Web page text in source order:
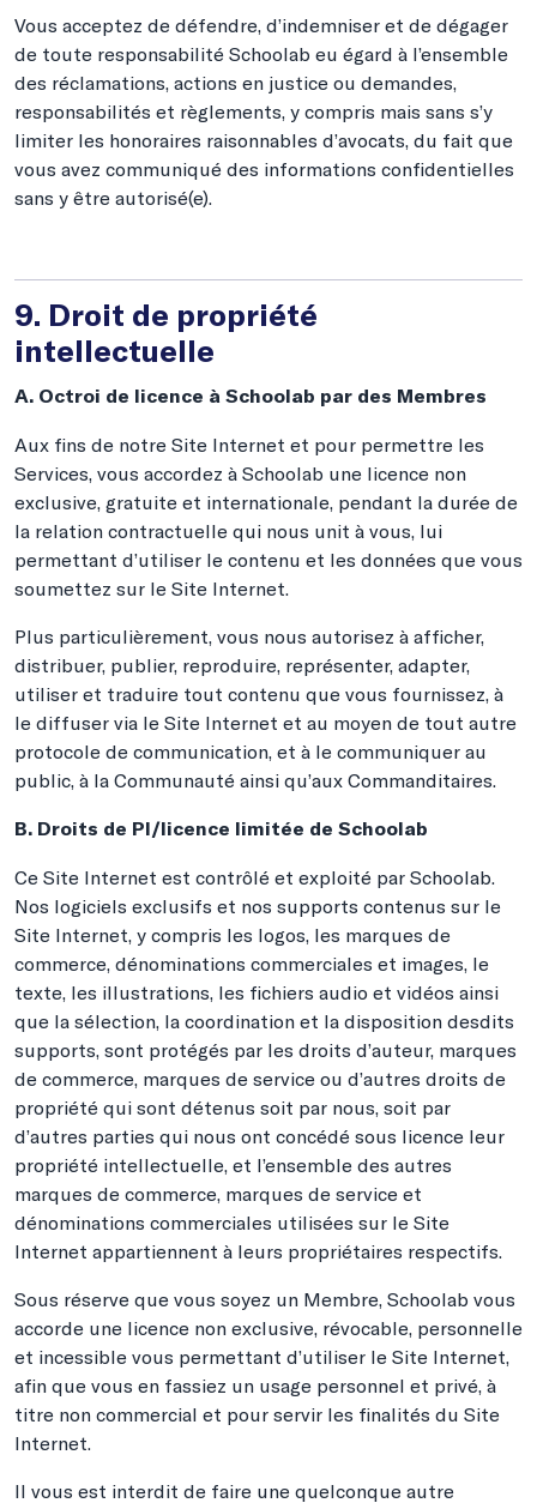
Vous acceptez de défendre, d’indemniser et de dégager
de toute responsabilité Schoolab eu égard à l’ensemble
des réclamations, actions en justice ou demandes,
responsabilités et règlements, y compris mais sans s’y
limiter les honoraires raisonnables d’avocats, du fait que
vous avez communiqué des informations confidentielles
sans y être autorisé(e).
9. Droit de propriété
intellectuelle
A. Octroi de licence à Schoolab par des Membres
Aux fins de notre Site Internet et pour permettre les
Services, vous accordez à Schoolab une licence non
exclusive, gratuite et internationale, pendant la durée de
la relation contractuelle qui nous unit à vous, lui
permettant d’utiliser le contenu et les données que vous
soumettez sur le Site Internet.
Plus particulièrement, vous nous autorisez à afficher,
distribuer, publier, reproduire, représenter, adapter,
utiliser et traduire tout contenu que vous fournissez, à
le diffuser via le Site Internet et au moyen de tout autre
protocole de communication, et à le communiquer au
public, à la Communauté ainsi qu’aux Commanditaires.
B. Droits de PI/licence limitée de Schoolab
Ce Site Internet est contrôlé et exploité par Schoolab.
Nos logiciels exclusifs et nos supports contenus sur le
Site Internet, y compris les logos, les marques de
commerce, dénominations commerciales et images, le
texte, les illustrations, les fichiers audio et vidéos ainsi
que la sélection, la coordination et la disposition desdits
supports, sont protégés par les droits d’auteur, marques
de commerce, marques de service ou d’autres droits de
propriété qui sont détenus soit par nous, soit par
d’autres parties qui nous ont concédé sous licence leur
propriété intellectuelle, et l’ensemble des autres
marques de commerce, marques de service et
dénominations commerciales utilisées sur le Site
Internet appartiennent à leurs propriétaires respectifs.
Sous réserve que vous soyez un Membre, Schoolab vous
accorde une licence non exclusive, révocable, personnelle
et incessible vous permettant d’utiliser le Site Internet,
afin que vous en fassiez un usage personnel et privé, à
titre non commercial et pour servir les finalités du Site
Internet.
Il vous est interdit de faire une quelconque autre